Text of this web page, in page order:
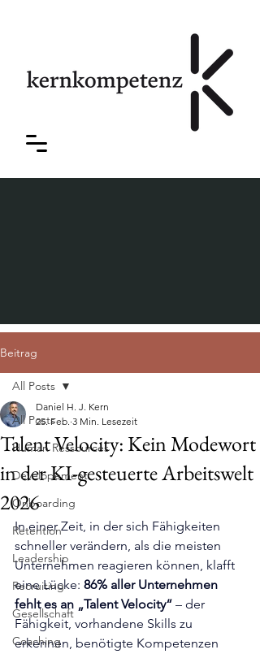
Beitrag
All Posts
Human Ressources
Developement
Onboarding
Retention
Leadership
Recruiting
Gesellschaft
Coaching
All Posts
Talent Velocity: Kein Modewort
in der KI-gesteuerte Arbeitswelt
2026
Daniel H. J. Kern
25. Feb. 3 Min. Lesezeit
In einer Zeit, in der sich Fähigkeiten
schneller verändern, als die meisten
Unternehmen reagieren können, klafft
eine Lücke: 86% aller Unternehmen
fehlt es an „Talent Velocity“ – der
Fähigkeit, vorhandene Skills zu
erkennen, benötigte Kompetenzen